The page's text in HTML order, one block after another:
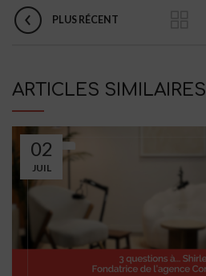
PLUS RÉCENT
ARTICLES SIMILAIRES
02
JUIL